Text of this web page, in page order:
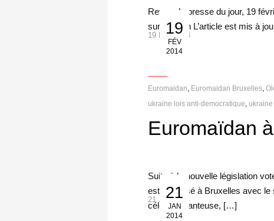
19
FÉV
2014
19 Fév 2014
Revue de presse du jour, 19
sur Maidan L’article est mis à
Euromaidan Euromaidan Bruxelles ,
ukraine lois anti-democratique
Euromaïdan
21
JAN
2014
21 Jan 2014
Suite à la nouvelle législation
est organisé à Bruxelles avec le
célèbre chanteuse, […]